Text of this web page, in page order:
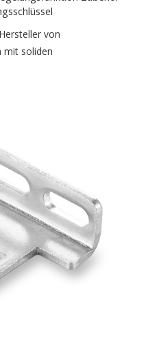
von
mit soliden